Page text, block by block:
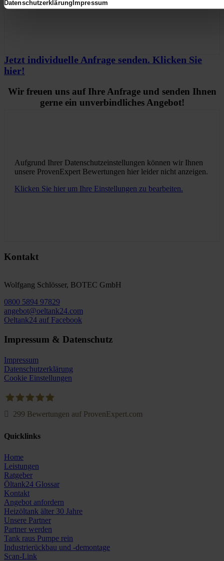
DatenschutzerklärungImpressum
Jetzt individuelle Anfrage senden. Klicken Sie
hier!
Wir freuen uns auf Ihre Anfrage und senden Ihnen
gerne ein unverbindliches Angebot!
Aufgrund Ihrer Datenschutzeinstellungen können wir Ihnen
unsere ProvenExpert Bewertungen hier leider nicht anzeigen.
Klicken Sie hier um Ihre Einstellungen zu bearbeiten.
Kontakt
Wolfgang Schlösser, BOTEC GmbH
0800 5894 97829
angebot@oeltank24.com
Oeltank24 auf Facebook
Impressum & Datenschutz
Impressum
Datenschutzerklärung
Cookie Einstellungen
299 Bewertungen auf ProvenExpert.com
Quicklinks
Home
Leistungen
Ratgeber
Öltank24 Glossar
Kontakt
Angebot anfordern
Heizöltank älter 30 Jahre
Unsere Partner
Partner werden
Tank raus Pumpe rein
Industrierückbau und -demontage
Scan-Link